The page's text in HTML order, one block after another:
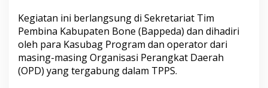
u
a
n
T
P
P
Kegiatan ini berlangsung di Sekretariat Tim
Pembina Kabupaten Bone (Bappeda) dan dihadiri
oleh para Kasubag Program dan operator dari
masing-masing Organisasi Perangkat Daerah
(OPD) yang tergabung dalam TPPS.